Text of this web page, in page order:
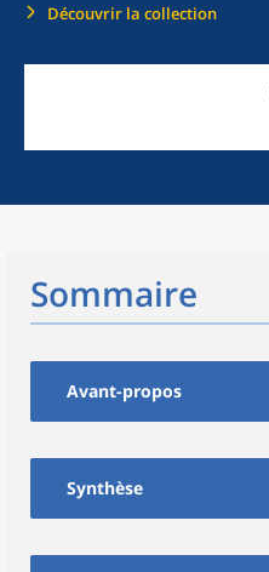
Découvrir la collection
Sommaire
Avant-propos
Synthèse